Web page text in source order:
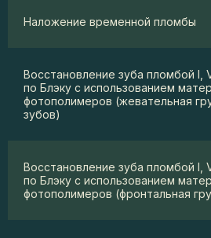
Наложение временной пломбы
Восстановление зуба пломбой I,
по Блэку с использованием
фотополимеров (жевательная
зубов)
Восстановление зуба пломбой I,
по Блэку с использованием
фотополимеров (фронтальная